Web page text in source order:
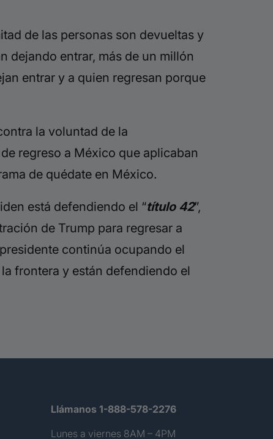
de las personas son devueltas y
dejando entrar, más de un millón
entrar y a quien regresan porque
la voluntad de la
regreso a México que aplicaban
de quédate en México.
está defendiendo el “título 42”,
de Trump para regresar a
continúa ocupando el
frontera y están defendiendo el
Llámanos 1-888-578-2276
Lunes a viernes 8AM – 4PM